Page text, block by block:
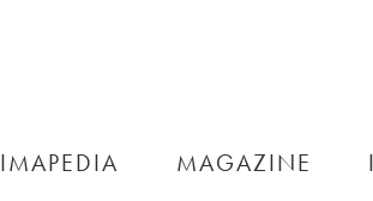
IMAPEDIA MAGAZINE